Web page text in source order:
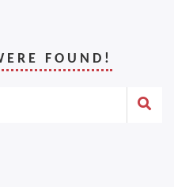
FOUND!